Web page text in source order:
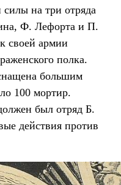
силы на три отряда
Ф. Лефорта и П.
своей армии
полка.
большим
100 мортир.
был отряд Б.
действия против